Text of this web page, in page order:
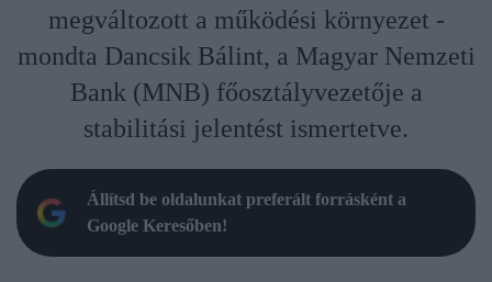
megváltozott a működési környezet -
mondta Dancsik Bálint, a Magyar Nemzeti
Bank (MNB) főosztályvezetője a
stabilitási jelentést ismertetve.
Állítsd be oldalunkat preferált forrásként a
Google Keresőben!